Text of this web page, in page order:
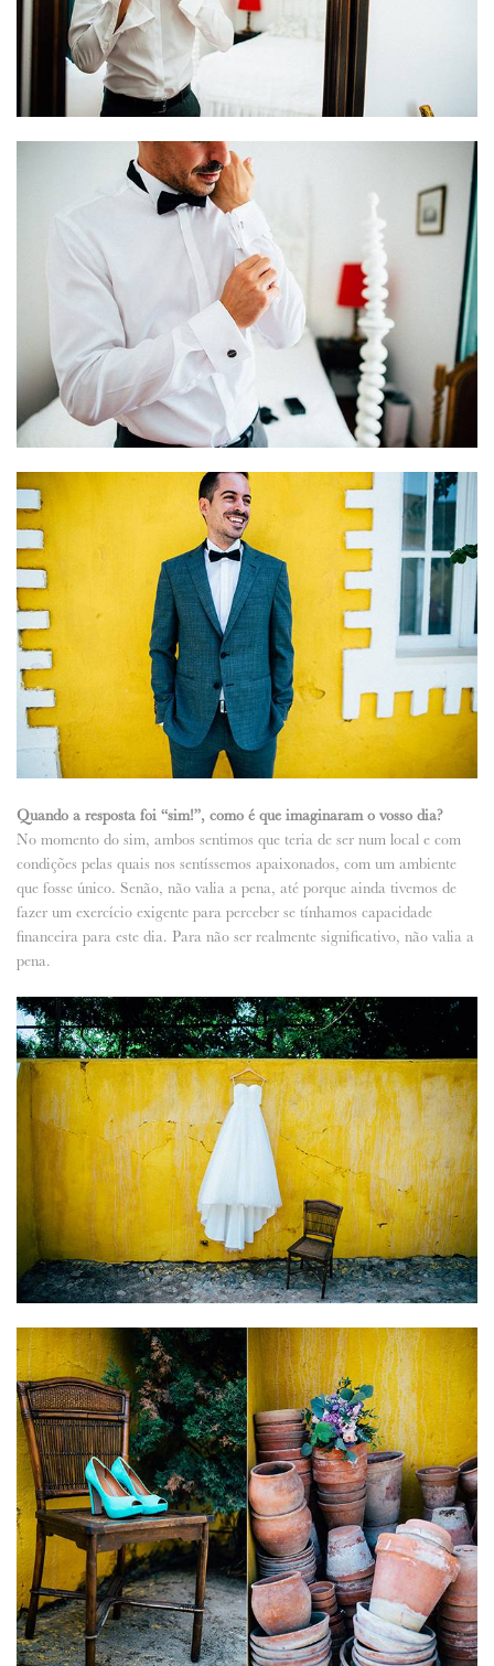
Quando a resposta foi “sim!”, como é que imaginaram o vosso dia?
No momento do sim, ambos sentimos que teria de ser num local e com
condições pelas quais nos sentíssemos apaixonados, com um ambiente
que fosse único. Senão, não valia a pena, até porque ainda tivemos de
fazer um exercício exigente para perceber se tínhamos capacidade
financeira para este dia. Para não ser realmente significativo, não valia a
pena.